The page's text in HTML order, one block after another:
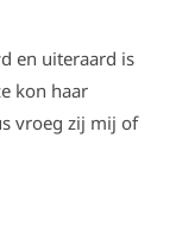
en uiteraard is
kon haar
vroeg zij mij of